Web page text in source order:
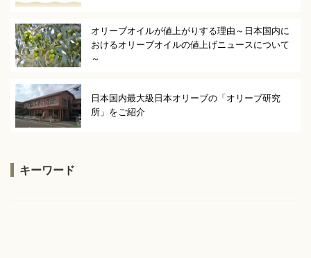
オリーブオイルが値上がりする理由～日本国内に
おけるオリーブオイルの値上げニュースについて
～
日本国内最大級日本オリーブの「オリーブ研究
所」をご紹介
キーワード